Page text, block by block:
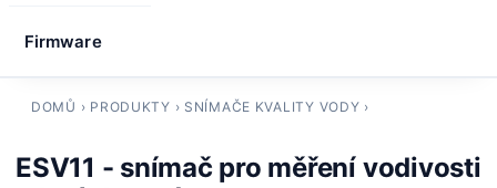
DOMŮ › PRODUKTY › SNÍMAČE KVALITY VODY ›
ESV11 - snímač pro měření vodivosti
Firmware